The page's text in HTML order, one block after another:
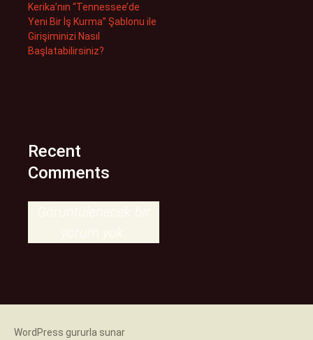
Kerika’nın “Tennessee’de
Yeni Bir İş Kurma” Şablonu ile
Girişiminizi Nasıl
Başlatabilirsiniz?
Recent
Comments
Görüntülenecek bir
yorum yok.
WordPress gururla sunar